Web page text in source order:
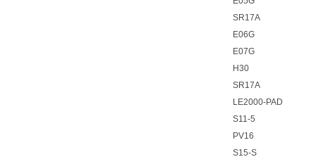
SR17A
E06G
E07G
H30
SR17A
LE2000-PAD
S11-5
PV16
S15-S